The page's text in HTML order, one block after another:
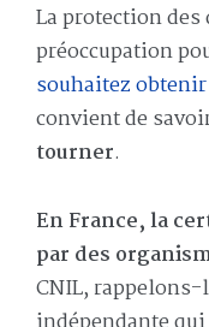
La protection
préoccupation
souhaitez
convient de
tourner.
En France, la
par des
CNIL,